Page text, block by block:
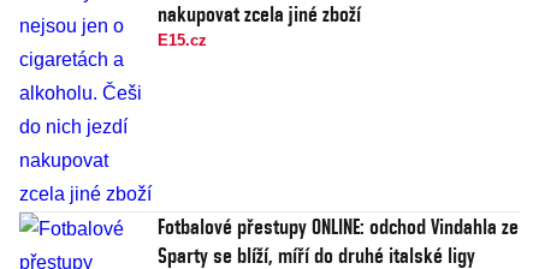
nakupovat zcela jiné zboží
E15.cz
Fotbalové přestupy ONLINE: odchod Vindahla ze
Sparty se blíží, míří do druhé italské ligy